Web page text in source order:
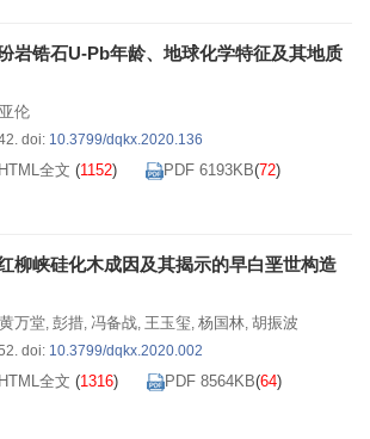
岩锆石U-Pb年龄、地球化学特征及其地质
伦
doi: 10.3799/dqkx.2020.136
HTML全文 (1152) PDF 6193KB(72)
柳峡硅化木成因及其揭示的早白垩世构造
黄万堂, 彭措, 冯备战, 王玉玺, 杨国林, 胡振波
doi: 10.3799/dqkx.2020.002
HTML全文 (1316) PDF 8564KB(64)